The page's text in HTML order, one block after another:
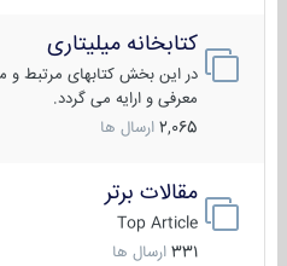
کتابخانه میلیتاری
در این بخش کتابهای مرتبط و
معرفی و ارایه می گردد.
2,065 ارسال ها
مقالات برتر
Top Article
331 ارسال ها